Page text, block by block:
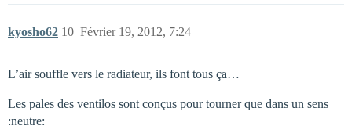
kyosho62 Février 19, 2012, 7:24
10
L’air souffle vers le radiateur, ils font tous ça…
Les pales des ventilos sont conçus pour tourner que dans un sens
:neutre: